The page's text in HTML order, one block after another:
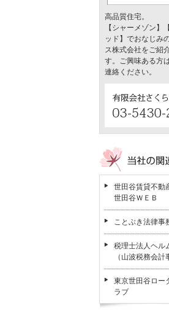
高品質住宅。
【シャーメゾン】
ッド】でおなじみ
ス株式会社をご紹
す。ご興味ある方
連絡ください。
世田谷賃貸不動
世田谷ＷＥＢ
ことぶき法律事
税理士法人ヘル
（山波税務会計
東京世田谷ロー
ラブ